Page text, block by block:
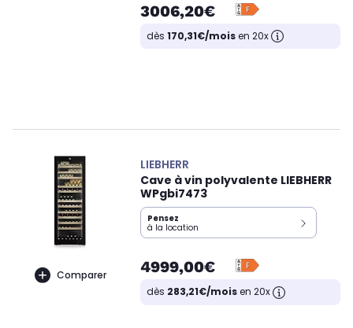
3006,20€
dès 170,31€/moisen 20x
Comparer
LIEBHERR
Cave à vin polyvalente LIEBHERR
WPgbi7473
Pensez
à la location
4999,00€
dès 283,21€/moisen 20x